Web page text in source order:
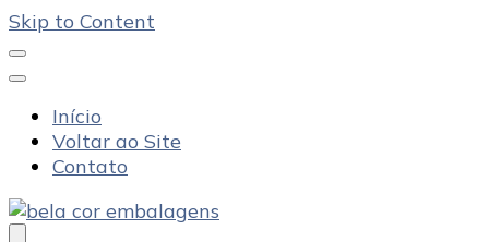
Skip to Content
Início
Voltar ao Site
Contato